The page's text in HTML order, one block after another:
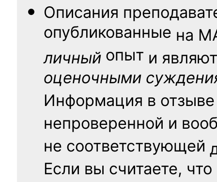
Описания
опубликованные на
личный опыт и
оценочными
Информация в
непроверенной и
не соответствующей
Если вы считаете, что